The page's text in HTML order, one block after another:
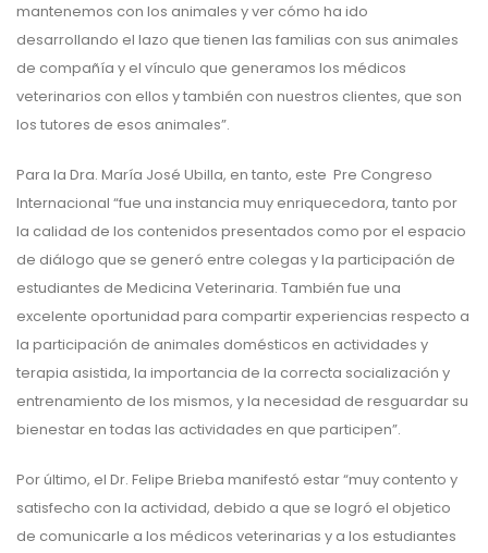
mantenemos con los animales y ver cómo ha ido
desarrollando el lazo que tienen las familias con sus animales
de compañía y el vínculo que generamos los médicos
veterinarios con ellos y también con nuestros clientes, que son
los tutores de esos animales”.
Para la Dra. María José Ubilla, en tanto, este Pre Congreso
Internacional “fue una instancia muy enriquecedora, tanto por
la calidad de los contenidos presentados como por el espacio
de diálogo que se generó entre colegas y la participación de
estudiantes de Medicina Veterinaria. También fue una
excelente oportunidad para compartir experiencias respecto a
la participación de animales domésticos en actividades y
terapia asistida, la importancia de la correcta socialización y
entrenamiento de los mismos, y la necesidad de resguardar su
bienestar en todas las actividades en que participen”.
Por último, el Dr. Felipe Brieba manifestó estar “muy contento y
satisfecho con la actividad, debido a que se logró el objetico
de comunicarle a los médicos veterinarias y a los estudiantes